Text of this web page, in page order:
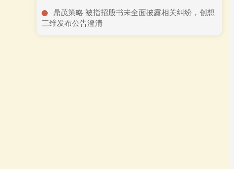
​鼎茂策略 被指招股书未全面披露相关纠纷，创想
三维发布公告澄清